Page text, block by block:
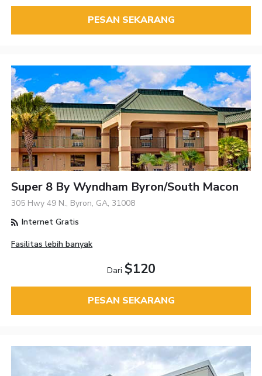
PESAN SEKARANG
Super 8 By Wyndham Byron/South Macon
305 Hwy 49 N., Byron, GA, 31008
Internet Gratis
Fasilitas lebih banyak
Dari $120
PESAN SEKARANG